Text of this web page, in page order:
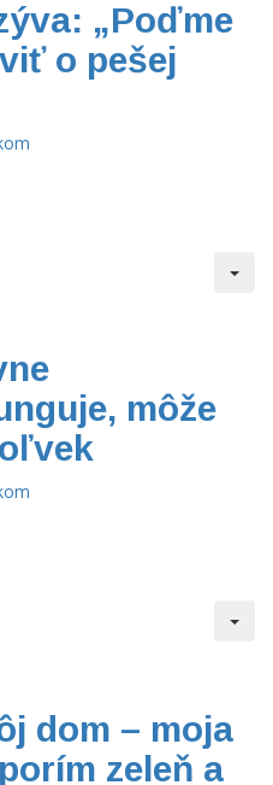
„Poďme
o pešej
môže
dom – moja
zeleň a